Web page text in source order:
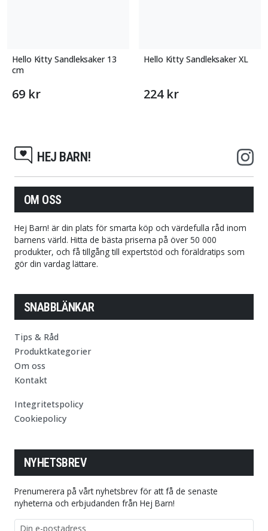
Hello Kitty Sandleksaker 13
cm
69 kr
Hello Kitty Sandleksaker XL
224 kr
HEJ BARN!
OM OSS
Hej Barn! är din plats för smarta köp och värdefulla råd inom
barnens värld. Hitta de bästa priserna på över 50 000
produkter, och få tillgång till expertstöd och föräldratips som
gör din vardag lättare.
SNABBLÄNKAR
Tips & Råd
Produktkategorier
Om oss
Kontakt
Integritetspolicy
Cookiepolicy
NYHETSBREV
Prenumerera på vårt nyhetsbrev för att få de senaste
nyheterna och erbjudanden från Hej Barn!
E-postadress